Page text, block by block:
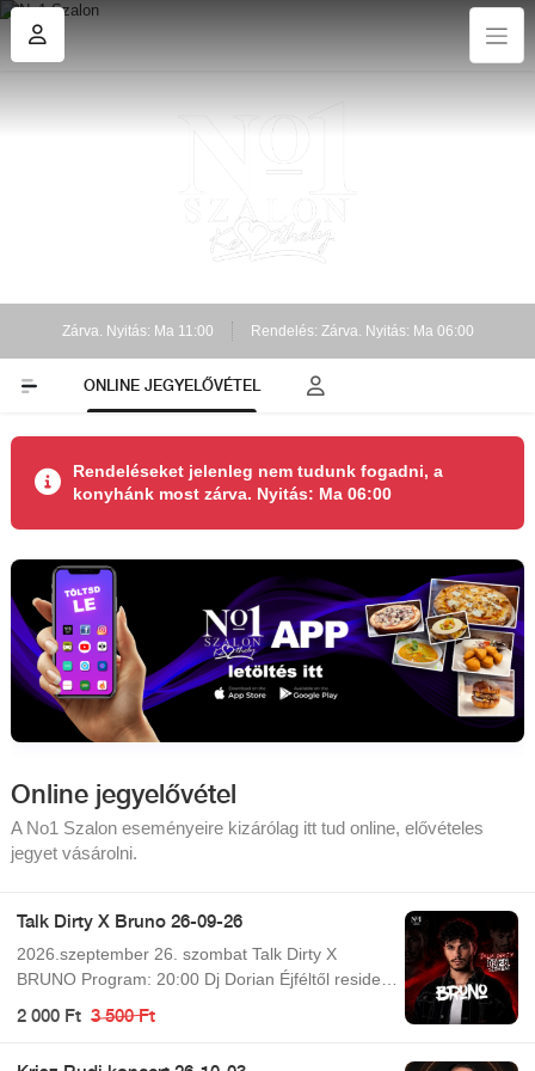
Zárva. Nyitás: Ma 11:00 Rendelés: Zárva. Nyitás: Ma 06:00
ONLINE JEGYELŐVÉTEL
Rendeléseket jelenleg nem tudunk fogadni, a
konyhánk most zárva. Nyitás: Ma 06:00
Online jegyelővétel
A No1 Szalon eseményeire kizárólag itt tud online, elővételes
jegyet vásárolni.
Talk Dirty X Bruno 26-09-26
2026.szeptember 26. szombat Talk Dirty X
BRUNO Program: 20:00 Dj Dorian Éjféltől resident
dj 01:30 Bruno 02:00 Resident djs Egész éjjel
2 000 Ft 3 500 Ft